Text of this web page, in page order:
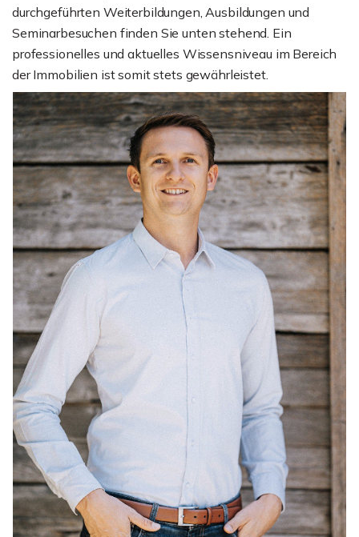
durchgeführten Weiterbildungen, Ausbildungen und
Seminarbesuchen finden Sie unten stehend. Ein
professionelles und aktuelles Wissensniveau im Bereich
der Immobilien ist somit stets gewährleistet.